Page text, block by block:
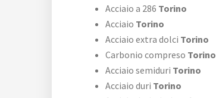
Acciaio a 286 Torino
Acciaio Torino
Acciaio extra dolci Torino
Carbonio compreso Torino
Acciaio semiduri Torino
Acciaio duri Torino